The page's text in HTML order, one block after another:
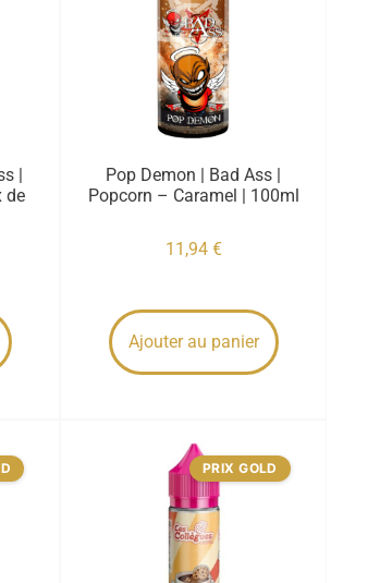
|
de
Pop Demon | Bad Ass |
Popcorn – Caramel | 100ml
11,94 €
Ajouter au panier
PRIX GOLD